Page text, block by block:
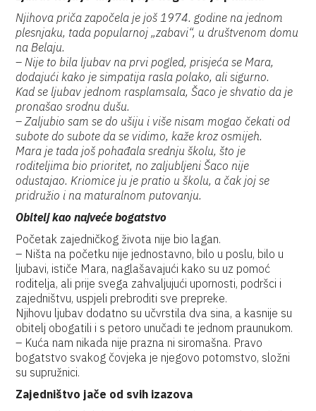
Njihova priča započela je još 1974. godine na jednom
plesnjaku, tada popularnoj „zabavi“, u društvenom domu
na Belaju.
– Nije to bila ljubav na prvi pogled, prisjeća se Mara,
dodajući kako je simpatija rasla polako, ali sigurno.
Kad se ljubav jednom rasplamsala, Šaco je shvatio da je
pronašao srodnu dušu.
– Zaljubio sam se do ušiju i više nisam mogao čekati od
subote do subote da se vidimo, kaže kroz osmijeh.
Mara je tada još pohađala srednju školu, što je
roditeljima bio prioritet, no zaljubljeni Šaco nije
odustajao. Kriomice ju je pratio u školu, a čak joj se
pridružio i na maturalnom putovanju.
Obitelj kao najveće bogatstvo
Početak zajedničkog života nije bio lagan.
– Ništa na početku nije jednostavno, bilo u poslu, bilo u
ljubavi, ističe Mara, naglašavajući kako su uz pomoć
roditelja, ali prije svega zahvaljujući upornosti, podršci i
zajedništvu, uspjeli prebroditi sve prepreke.
Njihovu ljubav dodatno su učvrstila dva sina, a kasnije su
obitelj obogatili i s petoro unučadi te jednom praunukom.
– Kuća nam nikada nije prazna ni siromašna. Pravo
bogatstvo svakog čovjeka je njegovo potomstvo, složni
su supružnici.
Zajedništvo jače od svih izazova